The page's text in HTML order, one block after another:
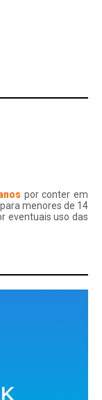
por conter em
menores de 14
eventuais uso das